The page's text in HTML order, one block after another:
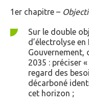
1er chapitre –
Sur le double
d’électrolyse
Gouvernement,
2035 : préciser «
regard des
décarboné
cet horizon ;